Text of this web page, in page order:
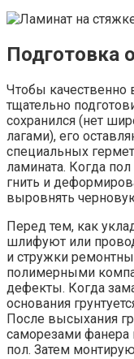
Подготовка
Чтобы качественно
тщательно
сохранился (нет
лагами), его
специальных
ламината. Когда
гнить и
выровнять
Перед тем, как
шлифуют или
и стружки
полимерными
дефекты. Когда
основания
После высыхания
саморезами
пол. Затем